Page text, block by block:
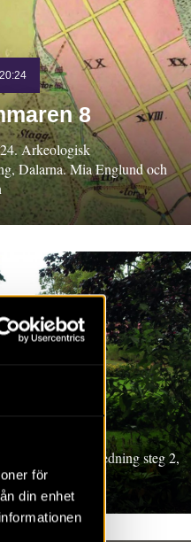
för
din enhet
8
Arkeologisk
Dalarna. Mia Englund och
Arkeologisk utredning steg 2,
Hyll